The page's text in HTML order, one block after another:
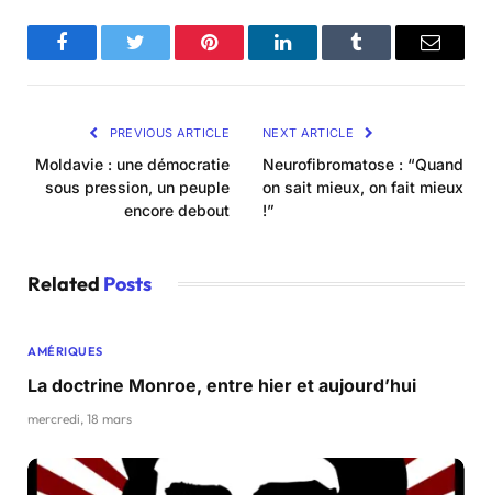
FacebookTwitter Pinterest LinkedInTumblr Email
PREVIOUS ARTICLE
Moldavie : une démocratie
sous pression, un peuple
encore debout
NEXT ARTICLE
Neurofibromatose : “Quand
on sait mieux, on fait mieux
!”
Related Posts
AMÉRIQUES
La doctrine Monroe, entre hier et aujourd’hui
mercredi, 18 mars